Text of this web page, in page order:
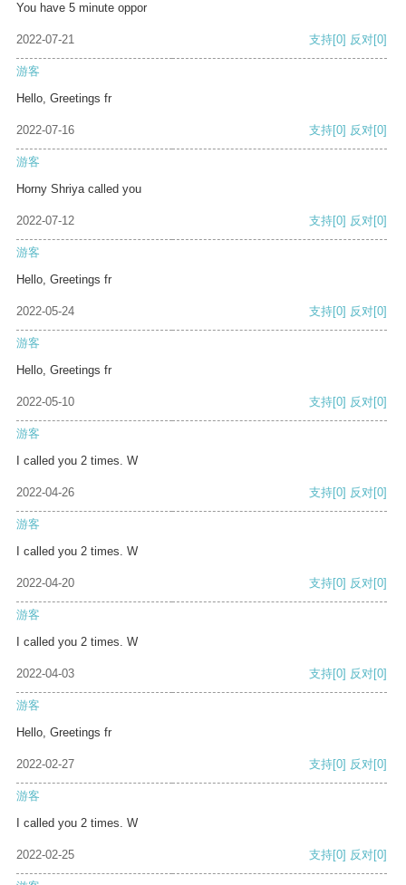
You have 5 minute oppor
2022-07-21 支持[0] 反对[0]
游客
Hello, Greetings fr
2022-07-16 支持[0] 反对[0]
游客
Horny Shriya called you
2022-07-12 支持[0] 反对[0]
游客
Hello, Greetings fr
2022-05-24 支持[0] 反对[0]
游客
Hello, Greetings fr
2022-05-10 支持[0] 反对[0]
游客
I called you 2 times. W
2022-04-26 支持[0] 反对[0]
游客
I called you 2 times. W
2022-04-20 支持[0] 反对[0]
游客
I called you 2 times. W
2022-04-03 支持[0] 反对[0]
游客
Hello, Greetings fr
2022-02-27 支持[0] 反对[0]
游客
I called you 2 times. W
2022-02-25 支持[0] 反对[0]